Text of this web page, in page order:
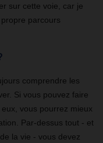
sur cette voie, car je
parcours
comprendre les
Si vous pouvez faire
vous pourrez mieux
Par-dessus tout - et
la vie - vous devez